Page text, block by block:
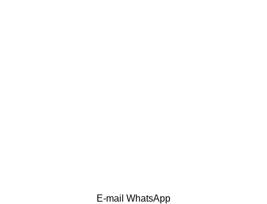
E-mail WhatsApp